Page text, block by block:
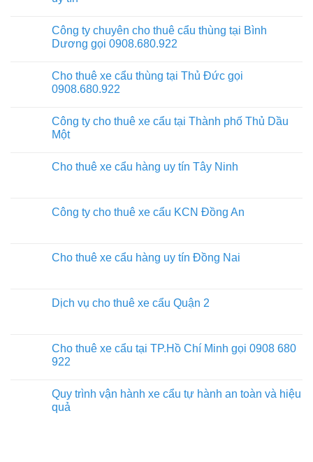
Công ty chuyên cho thuê cẩu thùng tại Bình
Dương gọi 0908.680.922
Cho thuê xe cẩu thùng tại Thủ Đức gọi
0908.680.922
Công ty cho thuê xe cẩu tại Thành phố Thủ Dầu
Một
Cho thuê xe cẩu hàng uy tín Tây Ninh
Công ty cho thuê xe cẩu KCN Đồng An
Cho thuê xe cẩu hàng uy tín Đồng Nai
Dịch vụ cho thuê xe cẩu Quận 2
Cho thuê xe cẩu tại TP.Hồ Chí Minh gọi 0908 680
922
Quy trình vận hành xe cẩu tự hành an toàn và hiệu
quả